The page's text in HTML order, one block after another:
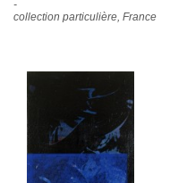
-
collection particulière, France